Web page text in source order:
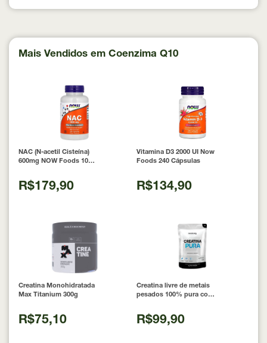
Mais Vendidos em Coenzima Q10
NAC (N-acetil Cisteína)
600mg NOW Foods 100
R$179,90
Vitamina D3 2000 UI Now
Foods 240 Cápsulas
R$134,90
Creatina Monohidratada
Max Titanium 300g
R$75,10
Creatina livre de metais
pesados 100% pura com
Nutrition
R$99,90